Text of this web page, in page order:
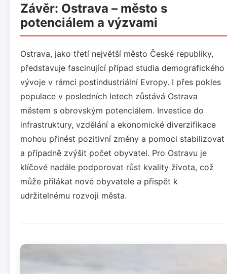
Závěr: Ostrava – město s
potenciálem a výzvami
Ostrava, jako třetí největší město České republiky,
představuje fascinující případ studia demografického
vývoje v rámci postindustriální Evropy. I přes pokles
populace v posledních letech zůstává Ostrava
městem s obrovským potenciálem. Investice do
infrastruktury, vzdělání a ekonomické diverzifikace
mohou přinést pozitivní změny a pomoci stabilizovat
a případně zvýšit počet obyvatel. Pro Ostravu je
klíčové nadále podporovat růst kvality života, což
může přilákat nové obyvatele a přispět k
udržitelnému rozvoji města.